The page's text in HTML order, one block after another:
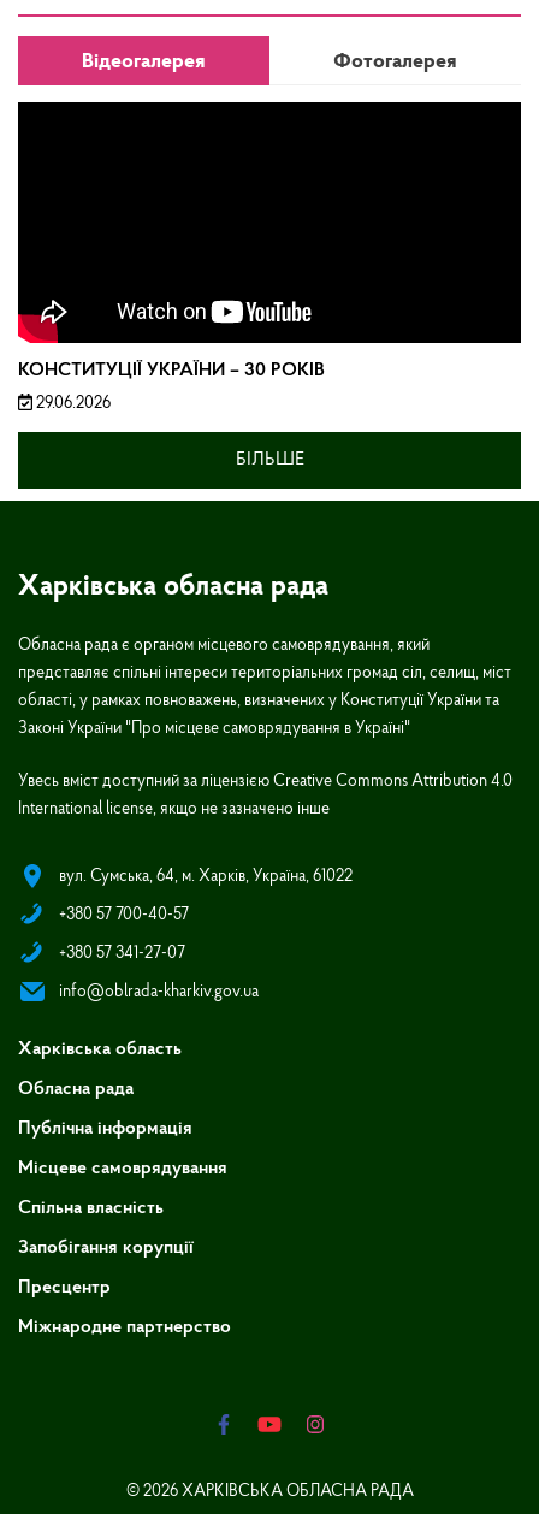
Відеогалерея Фотогалерея
КОНСТИТУЦІЇ УКРАЇНИ – 30 РОКІВ
29.06.2026
БІЛЬШЕ
Харківська обласна рада
Обласна рада є органом місцевого самоврядування, який
представляє спільні інтереси територіальних громад сіл, селищ, міст
області, у рамках повноважень, визначених у Конституції України та
Законі України "Про місцеве самоврядування в Україні"
Увесь вміст доступний за ліцензією Creative Commons Attribution 4.0
International license, якщо не зазначено інше
вул. Сумська, 64, м. Харків, Україна, 61022
+380 57 700-40-57
+380 57 341-27-07
info@oblrada-kharkiv.gov.ua
Харківська область
Обласна рада
Публічна інформація
Місцеве самоврядування
Спільна власність
Запобігання корупції
Пресцентр
Міжнародне партнерство
© 2026 ХАРКІВСЬКА ОБЛАСНА РАДА